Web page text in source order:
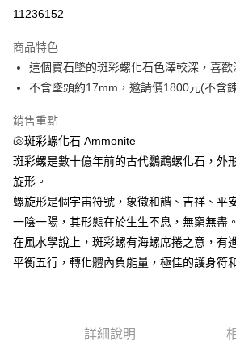
超商取貨付款
Apple Pay
街口支付
悠遊付
ATM付款
全家取貨付款
每筆NT$80，滿NT$3,000(含以上)免運費
7-11取貨付款
11236152
商品特色
這個寶石墜的斑彩螺化石色澤較深，喜歡
不含墜頭約17mm，邀請價1800元(不含
銷售重點
🐚斑彩螺化石 Ammonite
斑彩螺是數十億年前的古代鸚鵡螺化石，外
旋形。
螺旋形是個宇宙符號，象徵和諧、吉祥、平
一陰一陽，其形態在於生生不息，無窮無盡。
在風水學說上，斑彩螺有海螺席捲之意，有
平衡五行，轉化體內負能量，極佳的護身符
詳細說明